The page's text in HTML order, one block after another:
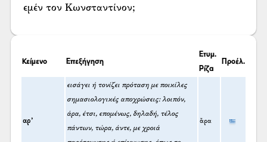
εμέν τον Κωνσταντίνον;
Κείμενο Επεξήγηση
Ετυμ.
Ρίζα
Προέλ.
αρ’
εισάγει ή τονίζει πρόταση με ποικίλες
σημασιολογικές αποχρώσεις: λοιπόν,
άρα, έτσι, επομένως, δηλαδή, τέλος
πάντων, τώρα, άντε, με χροιά
ἄρα